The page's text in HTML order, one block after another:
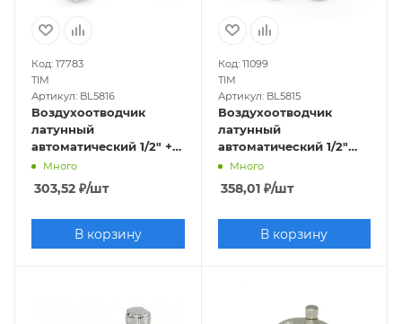
Код: 17783
TIM
Артикул: BL5816
Воздухоотводчик
латунный
автоматический 1/2" +
отсечной клапан
(никеллированный)
Много
303,52 ₽/шт
В корзину
Код: 11099
TIM
Артикул: BL5815
Воздухоотводчик
латунный
автоматический 1/2"
УГЛОВОЙ
(хромированный)
Много
358,01₽/шт
В корзину